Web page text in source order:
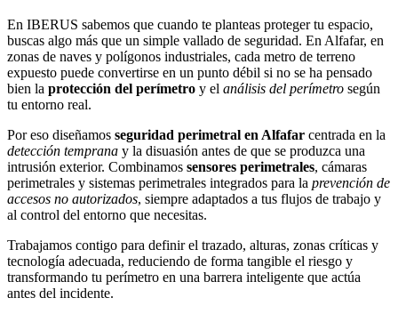
En IBERUS sabemos que cuando te planteas proteger tu espacio,
buscas algo más que un simple vallado de seguridad. En Alfafar, en
zonas de naves y polígonos industriales, cada metro de terreno
expuesto puede convertirse en un punto débil si no se ha pensado
bien la protección del perímetro y el análisis del perímetro según
tu entorno real.
Por eso diseñamos seguridad perimetral en Alfafar centrada en la
detección temprana y la disuasión antes de que se produzca una
intrusión exterior. Combinamos sensores perimetrales, cámaras
perimetrales y sistemas perimetrales integrados para la prevención de
accesos no autorizados, siempre adaptados a tus flujos de trabajo y
al control del entorno que necesitas.
Trabajamos contigo para definir el trazado, alturas, zonas críticas y
tecnología adecuada, reduciendo de forma tangible el riesgo y
transformando tu perímetro en una barrera inteligente que actúa
antes del incidente.